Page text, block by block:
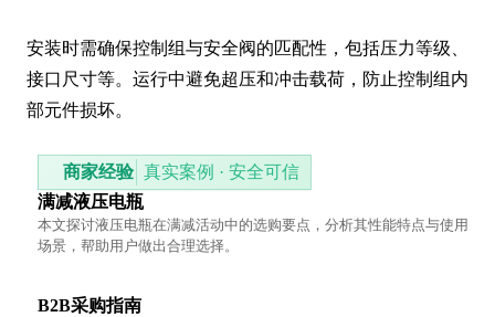
安装时需确保控制组与安全阀的匹配性，包括压力等级、
接口尺寸等。运行中避免超压和冲击载荷，防止控制组内
部元件损坏。
商家经验 真实案例 · 安全可信
满减液压电瓶
本文探讨液压电瓶在满减活动中的选购要点，分析其性能特点与使用
场景，帮助用户做出合理选择。
B2B采购指南